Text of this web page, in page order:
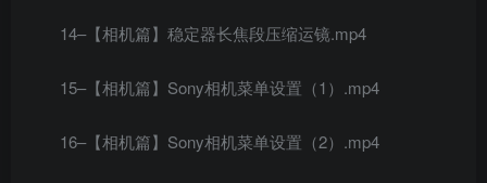
14–【相机篇】稳定器长焦段压缩运镜.mp4
15–【相机篇】Sony相机菜单设置（1）.mp4
16–【相机篇】Sony相机菜单设置（2）.mp4